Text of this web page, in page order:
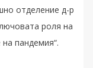
отделение д-р
роля на
пандемия“.